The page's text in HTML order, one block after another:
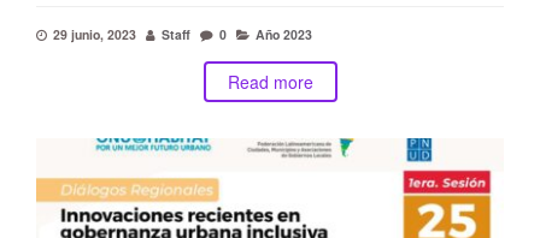
29 junio, 2023 Staff 0 Año 2023
Read more